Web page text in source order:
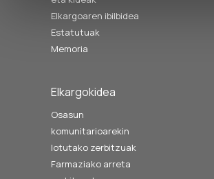
Elkargoaren ibilbidea
Estatutuak
Memoria
Elkargokidea
Osasun
komunitarioarekin
lotutako zerbitzuak
Farmaziako arreta